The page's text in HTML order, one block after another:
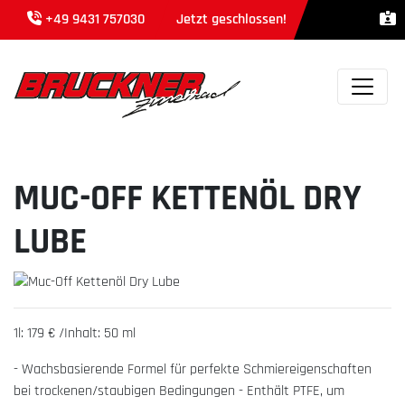
+49 9431 757030 Jetzt geschlossen!
MUC-OFF KETTENÖL DRY
LUBE
1l: 179 € /Inhalt: 50 ml
- Wachsbasierende Formel für perfekte Schmiereigenschaften
bei trockenen/staubigen Bedingungen - Enthält PTFE, um